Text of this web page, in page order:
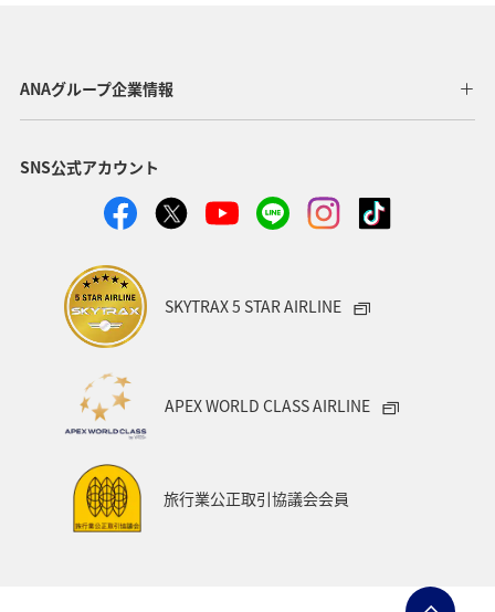
ANAグループ企業情報
SNS公式アカウント
SKYTRAX 5 STAR AIRLINE
APEX WORLD CLASS AIRLINE
旅行業公正取引協議会会員